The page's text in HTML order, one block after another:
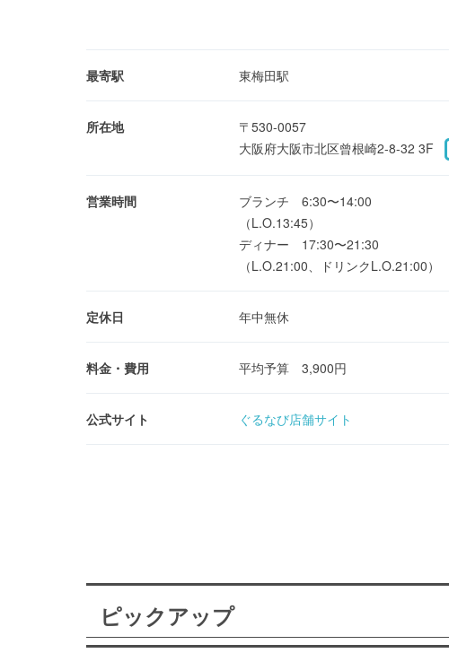
最寄駅 東梅田駅
所在地
〒530-0057
大阪府大阪市北区曾根崎2-8-32 3F
営業時間
ブランチ 6:30〜14:00
（L.O.13:45）
ディナー 17:30〜21:30
（L.O.21:00、ドリンクL.O.21:00）
定休日 年中無休
料金・費用 平均予算 3,900円
公式サイト ぐるなび店舗サイト
ピックアップ